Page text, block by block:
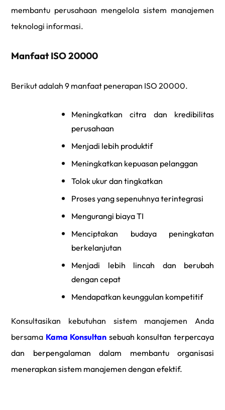
membantu perusahaan mengelola sistem manajemen
teknologi informasi.
Manfaat ISO 20000
Berikut adalah 9 manfaat penerapan ISO 20000.
Meningkatkan citra dan kredibilitas
perusahaan
Menjadi lebih produktif
Meningkatkan kepuasan pelanggan
Tolok ukur dan tingkatkan
Proses yang sepenuhnya terintegrasi
Mengurangi biaya TI
Menciptakan budaya peningkatan
berkelanjutan
Menjadi lebih lincah dan berubah
dengan cepat
Mendapatkan keunggulan kompetitif
Konsultasikan kebutuhan sistem manajemen Anda
bersama Kama Konsultan sebuah konsultan terpercaya
dan berpengalaman dalam membantu organisasi
menerapkan sistem manajemen dengan efektif.